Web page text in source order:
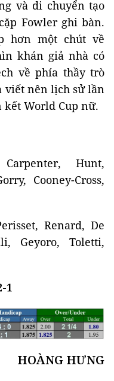
và di chuyển tạo
Fowler ghi bàn.
hơn một chút về
khán giả nhà có
về phía thầy trò
viết nên lịch sử lần
World Cup nữ.
Hunt,
Cooney-Cross,
Renard, De
Geyoro, Toletti,
1
HOÀNG HƯNG